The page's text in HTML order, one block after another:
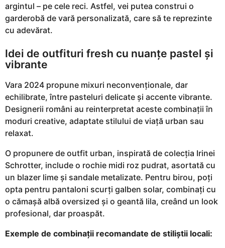
argintul – pe cele reci. Astfel, vei putea construi o
garderobă de vară personalizată, care să te reprezinte
cu adevărat.
Idei de outfituri fresh cu nuanțe pastel și
vibrante
Vara 2024 propune mixuri neconvenționale, dar
echilibrate, între pasteluri delicate și accente vibrante.
Designerii români au reinterpretat aceste combinații în
moduri creative, adaptate stilului de viață urban sau
relaxat.
O propunere de outfit urban, inspirată de colecția Irinei
Schrotter, include o rochie midi roz pudrat, asortată cu
un blazer lime și sandale metalizate. Pentru birou, poți
opta pentru pantaloni scurți galben solar, combinați cu
o cămașă albă oversized și o geantă lila, creând un look
profesional, dar proaspăt.
Exemple de combinații recomandate de stiliștii locali: